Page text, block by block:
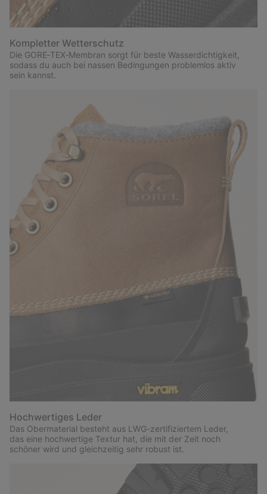
Kompletter Wetterschutz
Die GORE‑TEX‑Membran sorgt für beste Wasserdichtigkeit,
sodass du auch bei nassen Bedingungen problemlos aktiv
sein kannst.
Hochwertiges Leder
Das Obermaterial besteht aus LWG-zertifiziertem Leder,
das eine hochwertige Textur hat, die mit der Zeit noch
schöner wird und gleichzeitig sehr robust ist.